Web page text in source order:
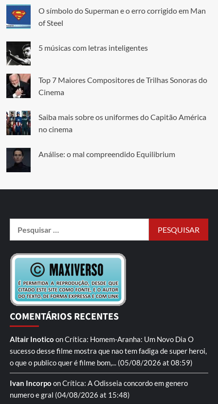
O símbolo do Superman e o erro corrigido em Man
of Steel
5 músicas com letras inteligentes
Top 7 Maiores Compositores de Trilhas Sonoras do
Cinema
Saiba mais sobre os uniformes do Capitão América
no cinema
Análise: o mal compreendido Equilibrium
COMENTÁRIOS RECENTES
Altair Inotico onCrítica: Homem-Aranha: Um Novo Dia O
sucesso desse filme mostra que nao tem fadiga de super heroi,
o que o publico quer é filme bom,... (05/08/2026 at 08:59)
Ivan Incorpo onCrítica: A Odisseia concordo em genero
numero e gral (04/08/2026 at 15:48)